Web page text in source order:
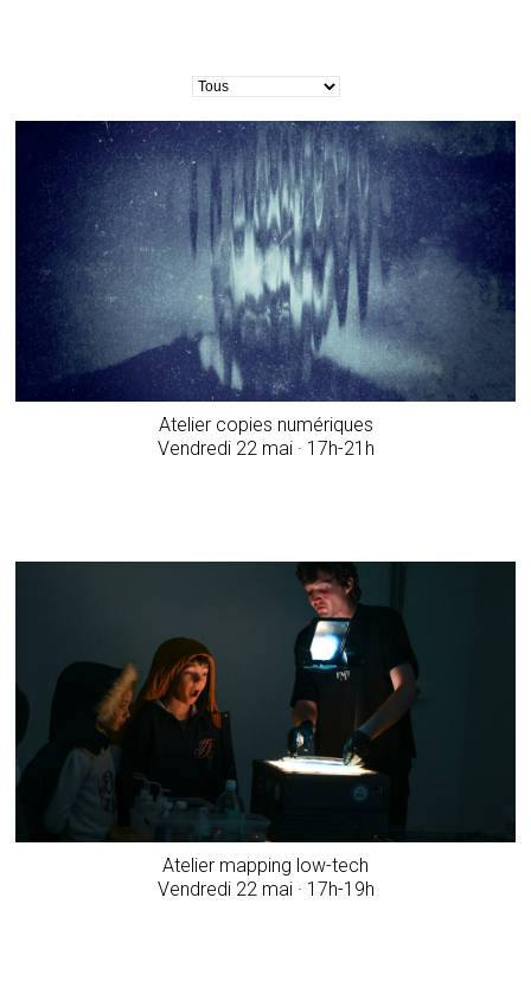
Atelier copies numériques
­Vendredi 22 mai · 17h-21h
Atelier mapping low-tech
­Vendredi 22 mai · 17h-19h